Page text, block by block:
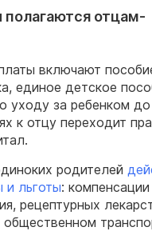
полагаются отцам-
включают
единое детское
уходу за ребенком до
к отцу переходит
родителей
и льготы: компенсации
рецептурных